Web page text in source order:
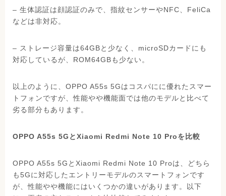
– 生体認証は顔認証のみで、指紋センサーやNFC、FeliCa
などは非対応。
– ストレージ容量は64GBと少なく、microSDカードにも
対応しているが、ROM64GBも少ない。
以上のように、OPPO A55s 5Gはコスパにに優れたスマー
トフォンですが、性能やや機能面では他のモデルと比べて
劣る部分もあります。
OPPO A55s 5GとXiaomi Redmi Note 10 Proを比較
OPPO A55s 5GとXiaomi Redmi Note 10 Proは、どちら
も5Gに対応したエントリーモデルのスマートフォンです
が、性能やや機能にはいくつかの違いがあります。以下